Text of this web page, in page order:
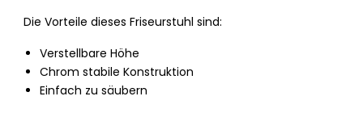
Die Vorteile dieses Friseurstuhl sind:
Verstellbare Höhe
Chrom stabile Konstruktion
Einfach zu säubern